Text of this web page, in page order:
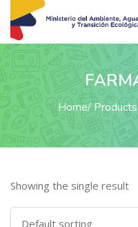
Home
Showing the single result